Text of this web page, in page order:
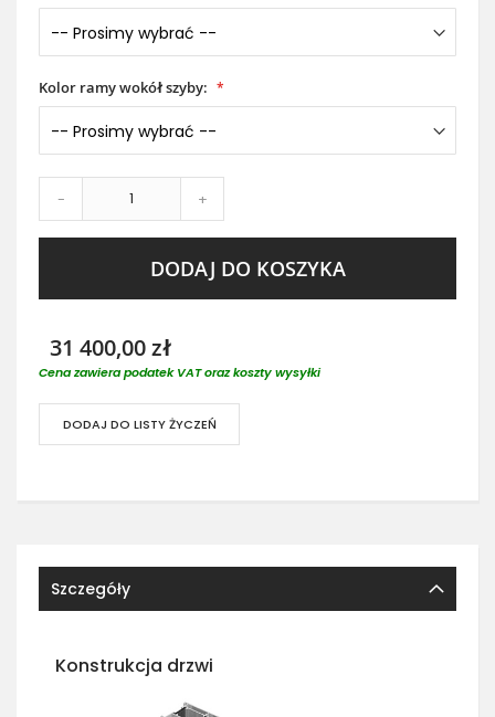
Kolor ramy wokół szyby:
- +
DODAJ DO KOSZYKA
31 400,00 zł
Cena zawiera podatek VAT oraz koszty wysyłki
DODAJ DO LISTY ŻYCZEŃ
Szczegóły